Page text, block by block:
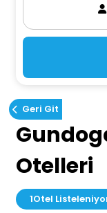
Geri Git
Otelleri
1Otel